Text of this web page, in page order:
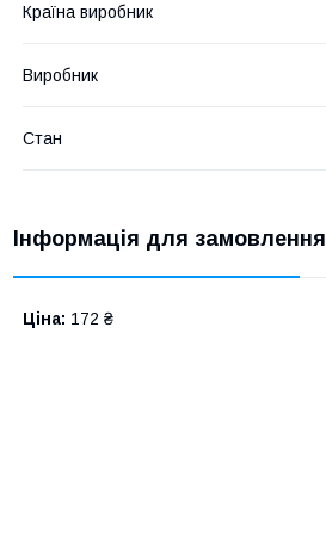
Країна виробник
Виробник
Стан
Інформація для замовлення
Ціна: 172 ₴